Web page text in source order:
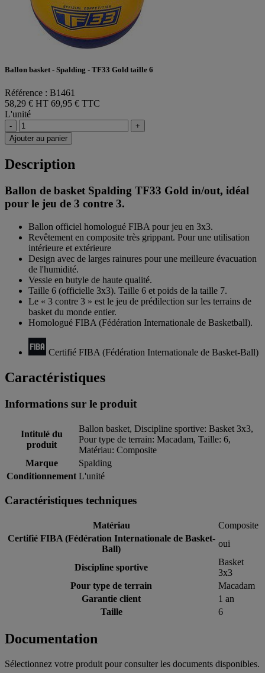
Ballon basket - Spalding - TF33 Gold taille 6
Référence : B1461
58,29 € HT 69,95 € TTC
L'unité
-
+
Ajouter au panier
Description
Ballon de basket Spalding TF33 Gold in/out, idéal
pour le jeu de 3 contre 3.
Ballon officiel homologué FIBA pour jeu en 3x3.
Revêtement en composite très grippant. Pour une utilisation
intérieure et extérieure
Design avec de larges rainures pour une meilleure évacuation
de l'humidité.
Vessie en butyle de haute qualité.
Taille 6 (officielle 3x3). Taille 6 et poids de la taille 7.
Le « 3 contre 3 » est le jeu de prédilection sur les terrains de
basket du monde entier.
Homologué FIBA (Fédération Internationale de Basketball).
Certifié FIBA (Fédération Internationale de Basket-Ball)
Caractéristiques
Informations sur le produit
Intitulé du
produit
Ballon basket, Discipline sportive: Basket 3x3,
Pour type de terrain: Macadam, Taille: 6,
Matériau: Composite
Marque
Spalding
Conditionnement L'unité
Caractéristiques techniques
Matériau
Composite
Certifié FIBA (Fédération Internationale de Basket-
Ball)
oui
Discipline sportive
Basket
3x3
Pour type de terrain
Macadam
Garantie client
1 an
Taille
6
Documentation
Sélectionnez votre produit pour consulter les documents disponibles.